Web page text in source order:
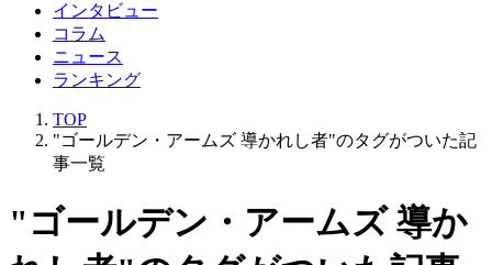
インタビュー
コラム
ニュース
ランキング
TOP
"ゴールデン・アームズ 導かれし者"のタグがついた記
事一覧
"ゴールデン・アームズ 導か